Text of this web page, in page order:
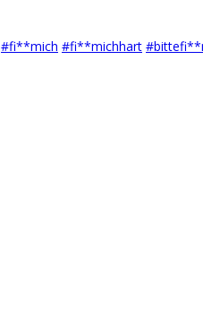
#fi**mich #fi**michhart